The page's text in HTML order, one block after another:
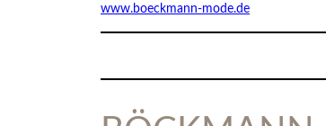
www.boeckmann-mode.de